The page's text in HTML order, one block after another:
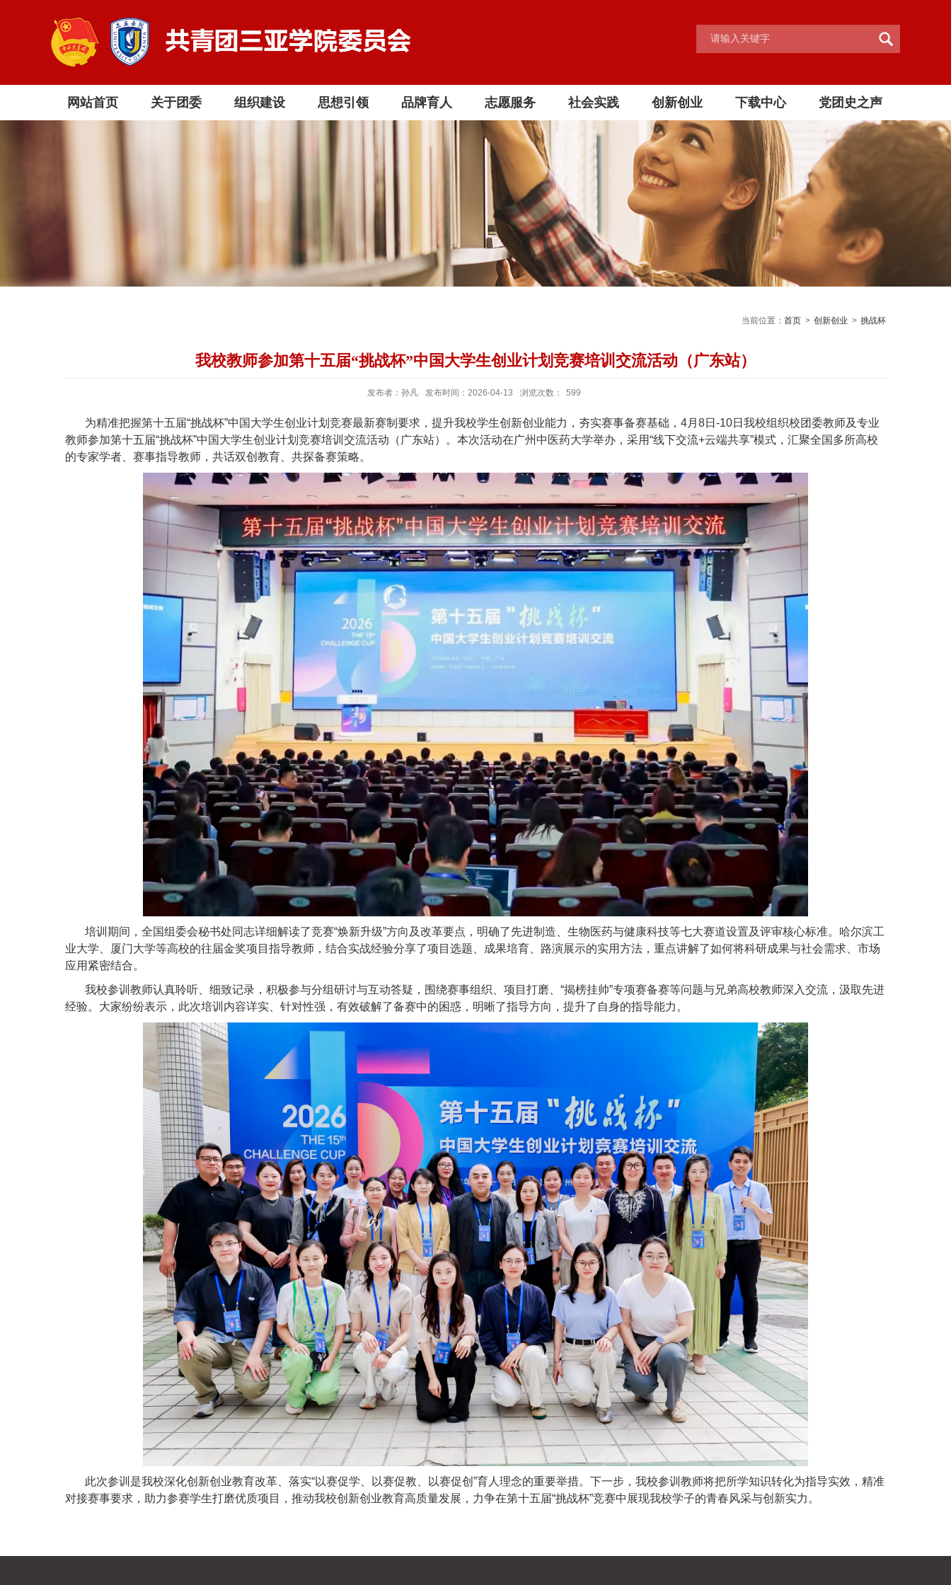
网站首页 关于团委 组织建设 思想引领 品牌育人 志愿服务 社会实践 创新创业 下载中心 党团史之声
当前位置： 首页 > 创新创业 > 挑战杯
我校教师参加第十五届“挑战杯”中国大学生创业计划竞赛培训交流活动（广东站）
发布者：孙凡 发布时间：2026-04-13 浏览次数： 599
为精准把握第十五届“挑战杯”中国大学生创业计划竞赛最新赛制要求，提升我校学生创新创业能力，夯实赛事备赛基础，4月8日-10日我校组织校团委教师及专业
教师参加第十五届“挑战杯”中国大学生创业计划竞赛培训交流活动（广东站）。本次活动在广州中医药大学举办，采用“线下交流+云端共享”模式，汇聚全国多所高校
的专家学者、赛事指导教师，共话双创教育、共探备赛策略。
培训期间，全国组委会秘书处同志详细解读了竞赛“焕新升级”方向及改革要点，明确了先进制造、生物医药与健康科技等七大赛道设置及评审核心标准。哈尔滨工
业大学、厦门大学等高校的往届金奖项目指导教师，结合实战经验分享了项目选题、成果培育、路演展示的实用方法，重点讲解了如何将科研成果与社会需求、市场
应用紧密结合。
我校参训教师认真聆听、细致记录，积极参与分组研讨与互动答疑，围绕赛事组织、项目打磨、“揭榜挂帅”专项赛备赛等问题与兄弟高校教师深入交流，汲取先进
经验。大家纷纷表示，此次培训内容详实、针对性强，有效破解了备赛中的困惑，明晰了指导方向，提升了自身的指导能力。
此次参训是我校深化创新创业教育改革、落实“以赛促学、以赛促教、以赛促创”育人理念的重要举措。下一步，我校参训教师将把所学知识转化为指导实效，精准
对接赛事要求，助力参赛学生打磨优质项目，推动我校创新创业教育高质量发展，力争在第十五届“挑战杯”竞赛中展现我校学子的青春风采与创新实力。